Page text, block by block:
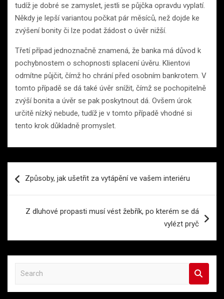
tudíž je dobré se zamyslet, jestli se půjčka opravdu vyplatí.
Někdy je lepší variantou počkat pár měsíců, než dojde ke
zvýšení bonity či lze podat žádost o úvěr nižší.
Třetí případ jednoznačně znamená, že banka má důvod k
pochybnostem o schopnosti splacení úvěru. Klientovi
odmítne půjčit, čímž ho chrání před osobním bankrotem. V
tomto případě se dá také úvěr snížit, čímž se pochopitelně
zvýší bonita a úvěr se pak poskytnout dá. Ovšem úrok
určitě nízký nebude, tudíž je v tomto případě vhodné si
tento krok důkladně promyslet.
proZpůsoby, jak ušetřit za vytápění ve vašem interiéru
Z dluhové propasti musí vést žebřík, po kterém se dá
vylézt pryč
a